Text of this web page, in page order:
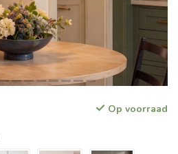
Op voorraad